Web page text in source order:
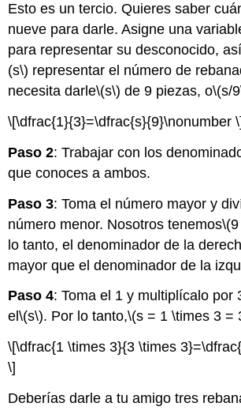
Esto es un tercio. Quieres saber
nueve para darle. Asigne una
para representar su desconocido,
(s\) representar el número de
necesita darle\(s\) de 9 piezas, o\(s/
\[\dfrac{1}{3}=\dfrac{s}{9}\nonumber
Paso 2: Trabajar con los
que conoces a ambos.
Paso 3: Toma el número mayor y
número menor. Nosotros tenemos
lo tanto, el denominador de la
mayor que el denominador de la
Paso 4: Toma el 1 y multiplícalo por
el\(s\). Por lo tanto,\(s = 1 \times 3 =
\[\dfrac{1 \times 3}{3 \times
\]
Deberías darle a tu amigo tres